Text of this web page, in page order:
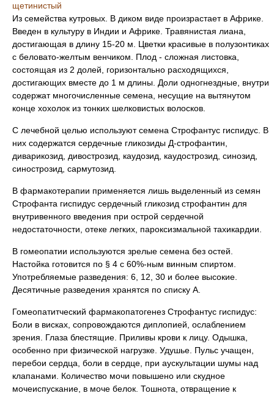
щетинистый
Из семейства кутровых. В диком виде произрастает в Африке.
Введен в культуру в Индии и Африке. Травянистая лиана,
достигающая в длину 15-20 м. Цветки красивые в полузонтиках
с беловато-желтым венчиком. Плод - сложная листовка,
состоящая из 2 долей, горизонтально расходящихся,
достигающих вместе до 1 м длины. Доли одногнездные, внутри
содержат многочисленные семена, несущие на вытянутом
конце хохолок из тонких шелковистых волосков.
С лечебной целью используют семена Строфантус гиспидус. В
них содержатся сердечные гликозиды Д-строфантин,
диварикозид, дивострозид, каудозид, каудострозид, синозид,
синострозид, сармутозид.
В фармакотерапии применяется лишь выделенный из семян
Строфанта гиспидус сердечный гликозид строфантин для
внутривенного введения при острой сердечной
недостаточности, отеке легких, пароксизмальной тахикардии.
В гомеопатии используются зрелые семена без остей.
Настойка готовится по § 4 с 60%-ным винным спиртом.
Употребляемые разведения: 6, 12, 30 и более высокие.
Десятичные разведения хранятся по списку А.
Гомеопатитческий фармакопатогенез Строфантус гиспидус:
Боли в висках, сопровождаются диплопией, ослаблением
зрения. Глаза блестящие. Приливы крови к лицу. Одышка,
особенно при физической нагрузке. Удушье. Пульс учащен,
перебои сердца, боли в сердце, при аускультации шумы над
клапанами. Количество мочи повышено или скудное
мочеиспускание, в моче белок. Тошнота, отвращение к